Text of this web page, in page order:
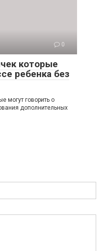
0
которые
ребенка без
могут говорить о
дополнительных